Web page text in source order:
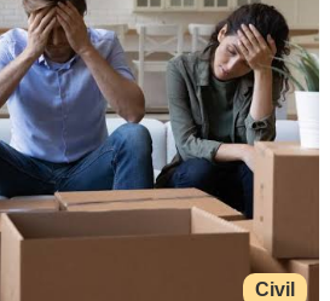
Civil